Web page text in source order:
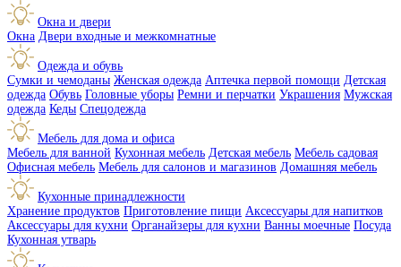
Окна и двери
Окна Двери входные и межкомнатные
Одежда и обувь
Сумки и чемоданы Женская одежда Аптечка первой помощи Детская
одежда Обувь Головные уборы Ремни и перчатки Украшения Мужская
одежда Кеды Спецодежда
Мебель для дома и офиса
Мебель для ванной Кухонная мебель Детская мебель Мебель садовая
Офисная мебель Мебель для салонов и магазинов Домашняя мебель
Кухонные принадлежности
Хранение продуктов Приготовление пищи Аксессуары для напитков
Аксессуары для кухни Органайзеры для кухни Ванны моечные Посуда
Кухонная утварь